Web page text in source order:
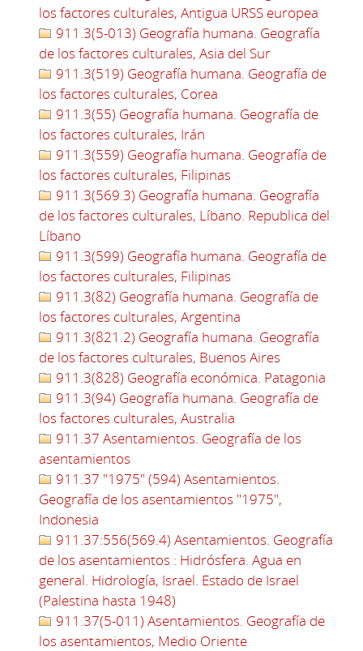
los factores culturales, Antigua URSS europea
911.3(5-013) Geografía humana. Geografía
de los factores culturales, Asia del Sur
911.3(519) Geografía humana. Geografía de
los factores culturales, Corea
911.3(55) Geografía humana. Geografía de
los factores culturales, Irán
911.3(559) Geografía humana. Geografía de
los factores culturales, Filipinas
911.3(569.3) Geografía humana. Geografía
de los factores culturales, Líbano. Republica del
Líbano
911.3(599) Geografía humana. Geografía de
los factores culturales, Filipinas
911.3(82) Geografía humana. Geografía de
los factores culturales, Argentina
911.3(821.2) Geografía humana. Geografía
de los factores culturales, Buenos Aires
911.3(828) Geografía económica. Patagonia
911.3(94) Geografía humana. Geografía de
los factores culturales, Australia
911.37 Asentamientos. Geografía de los
asentamientos
911.37 "1975" (594) Asentamientos.
Geografía de los asentamientos "1975",
Indonesia
911.37:556(569.4) Asentamientos. Geografía
de los asentamientos : Hidrósfera. Agua en
general. Hidrología, Israel. Estado de Israel
(Palestina hasta 1948)
911.37(5-011) Asentamientos. Geografía de
los asentamientos, Medio Oriente